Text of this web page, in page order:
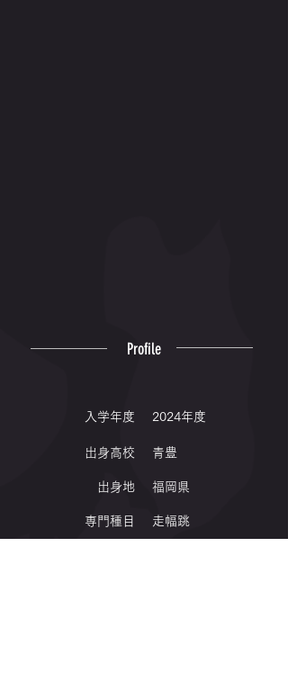
Profile
入学年度 2024年度
出身高校 青豊
出身地
専門種目
福岡県
走幅跳